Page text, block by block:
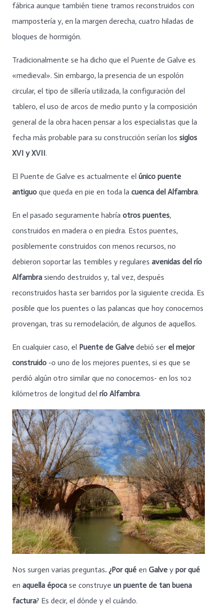
fábrica aunque también tiene tramos reconstruidos con
mampostería y, en la margen derecha, cuatro hiladas de
bloques de hormigón.
Tradicionalmente se ha dicho que el Puente de Galve es
«medieval». Sin embargo, la presencia de un espolón
circular, el tipo de sillería utilizada, la configuración del
tablero, el uso de arcos de medio punto y la composición
general de la obra hacen pensar a los especialistas que la
fecha más probable para su construcción serían los siglos
XVI y XVII.
El Puente de Galve es actualmente el único puente
antiguo que queda en pie en toda la cuenca del Alfambra.
En el pasado seguramente habría otros puentes,
construidos en madera o en piedra. Estos puentes,
posiblemente construidos con menos recursos, no
debieron soportar las temibles y regulares avenidas del río
Alfambra siendo destruidos y, tal vez, después
reconstruidos hasta ser barridos por la siguiente crecida. Es
posible que los puentes o las palancas que hoy conocemos
provengan, tras su remodelación, de algunos de aquellos.
En cualquier caso, el Puente de Galve debió ser el mejor
construido -o uno de los mejores puentes, si es que se
perdió algún otro similar que no conocemos- en los 102
kilómetros de longitud del río Alfambra.
Nos surgen varias preguntas. ¿Por qué en Galve y por qué
en aquella época se construye un puente de tan buena
factura? Es decir, el dónde y el cuándo.